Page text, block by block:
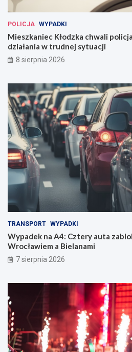
POLICJA WYPADKI
Mieszkaniec Kłodzka chwali
działania w trudnej sytuacji
8 sierpnia 2026
TRANSPORT WYPADKI
Wypadek na A4: Cztery auta
Wrocławiem a Bielanami
7 sierpnia 2026